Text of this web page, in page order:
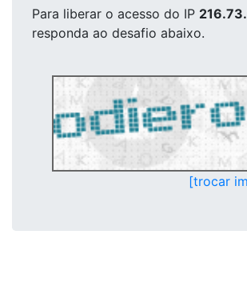
Para liberar o acesso do IP
responda ao desafio abaixo.
[trocar